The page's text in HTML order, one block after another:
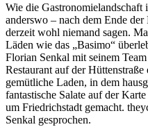
Wie die
anderswo – nach dem Ende
derzeit wohl niemand sagen.
Läden wie das „Basimo“
Florian Senkal mit seinem
Restaurant auf der
gemütliche Laden, in dem
fantastische Salate auf der
um Friedrichstadt gemacht.
Senkal gesprochen.